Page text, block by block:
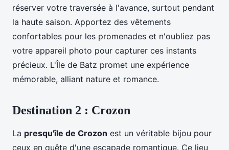
réserver votre traversée à l'avance, surtout pendant
la haute saison. Apportez des vêtements
confortables pour les promenades et n'oubliez pas
votre appareil photo pour capturer ces instants
précieux. L'Île de Batz promet une expérience
mémorable, alliant nature et romance.
Destination 2 : Crozon
La presqu'île de Crozon est un véritable bijou pour
ceux en quête d'une escapade romantique. Ce lieu